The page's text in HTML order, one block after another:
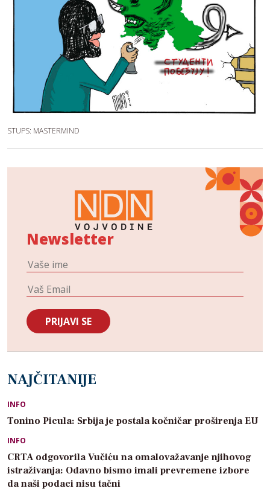
STUPS: MASTERMIND
Newsletter
NAJČITANIJE
INFO
Tonino Picula: Srbija je postala kočničar proširenja EU
INFO
CRTA odgovorila Vučiću na omalovažavanje njihovog
istraživanja: Odavno bismo imali prevremene izbore
da naši podaci nisu tačni